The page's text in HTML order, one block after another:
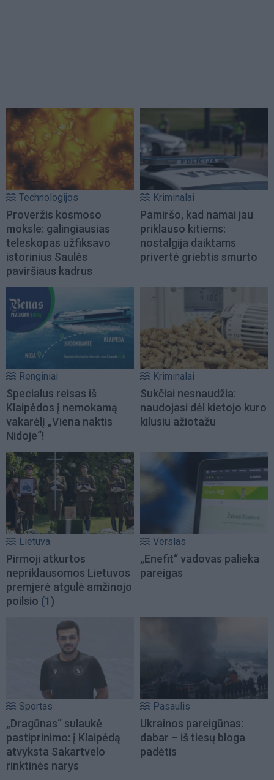
Technologijos
Proveržis kosmoso
moksle: galingiausias
teleskopas užfiksavo
istorinius Saulės
paviršiaus kadrus
Kriminalai
Pamiršo, kad namai jau
priklauso kitiems:
nostalgija daiktams
privertė griebtis smurto
Renginiai
Specialus reisas iš
Klaipėdos į nemokamą
vakarėlį „Viena naktis
Nidoje“!
Kriminalai
Sukčiai nesnaudžia:
naudojasi dėl kietojo kuro
kilusiu ažiotažu
Lietuva
Pirmoji atkurtos
nepriklausomos Lietuvos
premjerė atgulė amžinojo
poilsio (1)
Verslas
„Enefit“ vadovas palieka
pareigas
Sportas
„Dragūnas“ sulaukė
pastiprinimo: į Klaipėdą
atvyksta Sakartvelo
rinktinės narys
Pasaulis
Ukrainos pareigūnas:
dabar – iš tiesų bloga
padėtis